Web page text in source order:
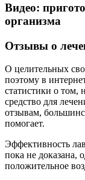
Видео:
организма
Отзывы о
О целительных
поэтому в
статистики о том,
средство для
отзывам,
помогает.
Эффективность
пока не доказана,
положительное